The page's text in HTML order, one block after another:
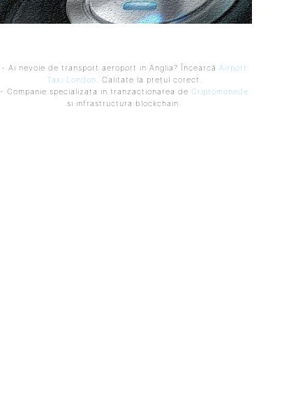
- Ai nevoie de transport aeroport in Anglia? ÎncearcăAirport
Taxi London. Calitate la prețul corect.
- Companie specializata in tranzactionarea deCriptomonede
si infrastructura blockchain.